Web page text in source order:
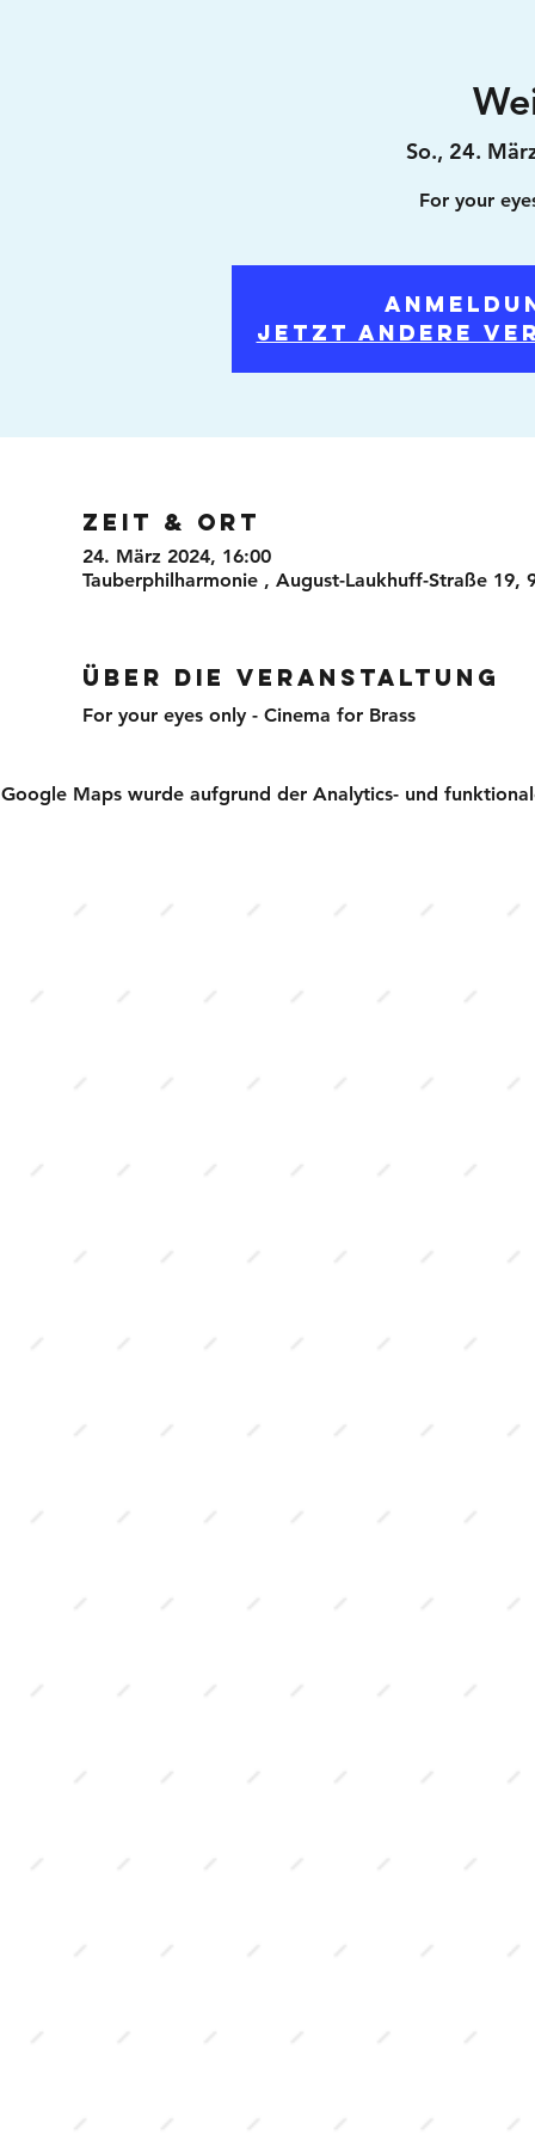
So., 24.
For your
Jetzt andere
Zeit & Ort
24. März 2024, 16:00
Tauberphilharmonie , August-Laukhuff-Straße 19,
Über die Veranstaltung
For your eyes only - Cinema for Brass
Google Maps wurde aufgrund der Analytics- und